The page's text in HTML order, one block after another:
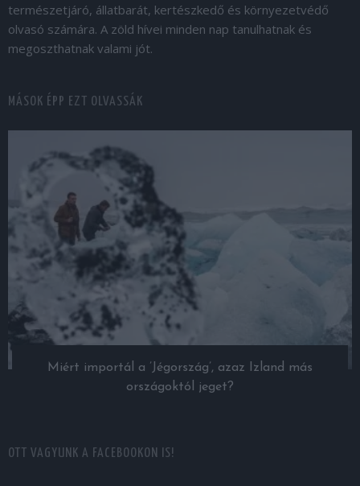
természetjáró, állatbarát, kertészkedő és környezetvédő
olvasó számára. A zöld hívei minden nap tanulhatnak és
megoszthatnak valami jót.
MÁSOK ÉPP EZT OLVASSÁK
Miért importál a ’Jégország’, azaz Izland más
országoktól jeget?
OTT VAGYUNK A FACEBOOKON IS!